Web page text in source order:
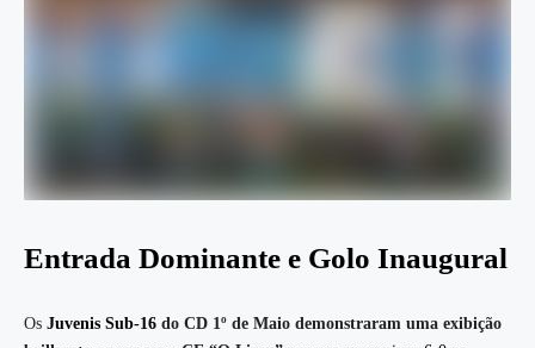
Entrada Dominante e Golo Inaugural
Os Juvenis Sub-16 do CD 1º de Maio demonstraram uma exibição